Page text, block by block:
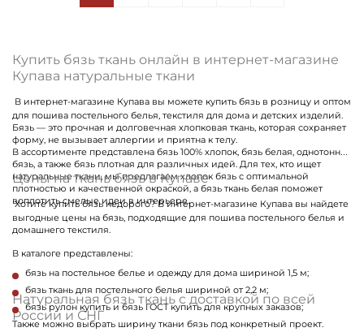
Купить бязь ткань онлайн в интернет-магазине
Купава натуральные ткани
В интернет-магазине Купава вы можете купить бязь в розницу и оптом
для пошива постельного белья, текстиля для дома и детских изделий.
Бязь — это прочная и долговечная хлопковая ткань, которая сохраняет
форму, не вызывает аллергии и приятна к телу.
В ассортименте представлена бязь 100% хлопок, бязь белая, однотонная
бязь, а также бязь плотная для различных идей. Для тех, кто ищет
натуральные ткани, мы предлагаем хлопок бязь с оптимальной
плотностью и качественной окраской, а бязь ткань белая поможет
воплотить смелые идеи в интерьере.
Цены на ткань бязь в Купаве
Хотите купить бязь недорого? В интернет-магазине Купава вы найдете
выгодные цены на бязь, подходящие для пошива постельного белья и
домашнего текстиля.
В каталоге представлены:
бязь на постельное белье и одежду для дома шириной 1,5 м;
бязь ткань для постельного белья шириной от 2,2 м;
бязь рулон купить и бязь ГОСТ купить для крупных заказов;
Также можно выбрать ширину ткани бязь под конкретный проект.
Натуральная бязь ткань с доставкой по всей
России и СНГ